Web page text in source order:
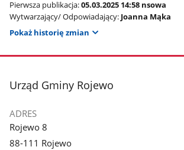
Pierwsza publikacja:05.03.2025 14:58 nsowa
Wytwarzający/ Odpowiadający: Joanna Mąka
Pokaż historię zmian
stopka
Urząd Gminy Rojewo
ADRES
Rojewo 8
88-111 Rojewo